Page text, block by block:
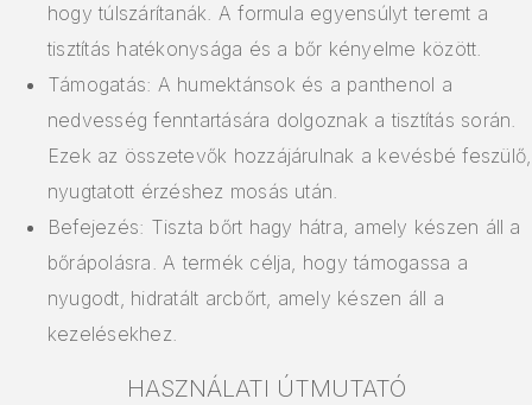
hogy túlszárítanák. A formula egyensúlyt teremt a
tisztítás hatékonysága és a bőr kényelme között.
Támogatás: A humektánsok és a panthenol a
nedvesség fenntartására dolgoznak a tisztítás során.
Ezek az összetevők hozzájárulnak a kevésbé feszülő,
nyugtatott érzéshez mosás után.
Befejezés: Tiszta bőrt hagy hátra, amely készen áll a
bőrápolásra. A termék célja, hogy támogassa a
nyugodt, hidratált arcbőrt, amely készen áll a
kezelésekhez.
HASZNÁLATI ÚTMUTATÓ